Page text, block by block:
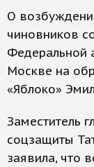
О
чиновников
Федеральной
Москве на
«Яблоко»
Заместитель
соцзащиты
заявила, что